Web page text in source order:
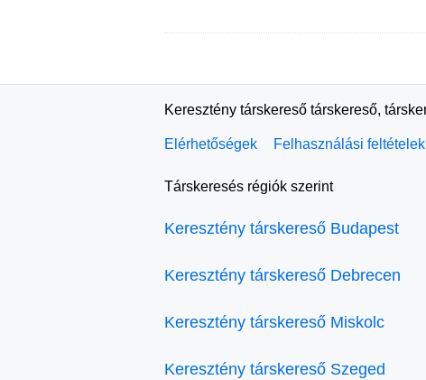
Keresztény társkereső társkereső,
Elérhetőségek Felhasználási feltételek
Társkeresés régiók szerint
Keresztény társkereső Budapest
Keresztény társkereső Debrecen
Keresztény társkereső Miskolc
Keresztény társkereső Szeged